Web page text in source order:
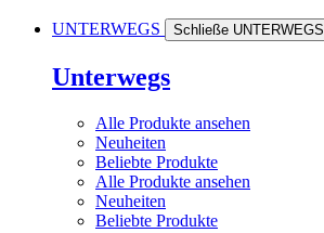
UNTERWEGS Schließe UNTERWEGS
Unterwegs
Alle Produkte ansehen
Neuheiten
Beliebte Produkte
Alle Produkte ansehen
Neuheiten
Beliebte Produkte